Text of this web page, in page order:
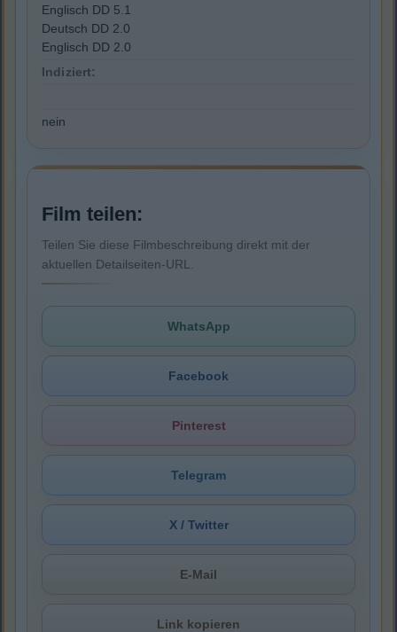
Englisch DD 5.1
Deutsch DD 2.0
Englisch DD 2.0
Indiziert:
nein
Film teilen:
Teilen Sie diese Filmbeschreibung direkt mit der
aktuellen Detailseiten-URL.
WhatsApp
Facebook
Pinterest
Telegram
X / Twitter
E-Mail
Link kopieren